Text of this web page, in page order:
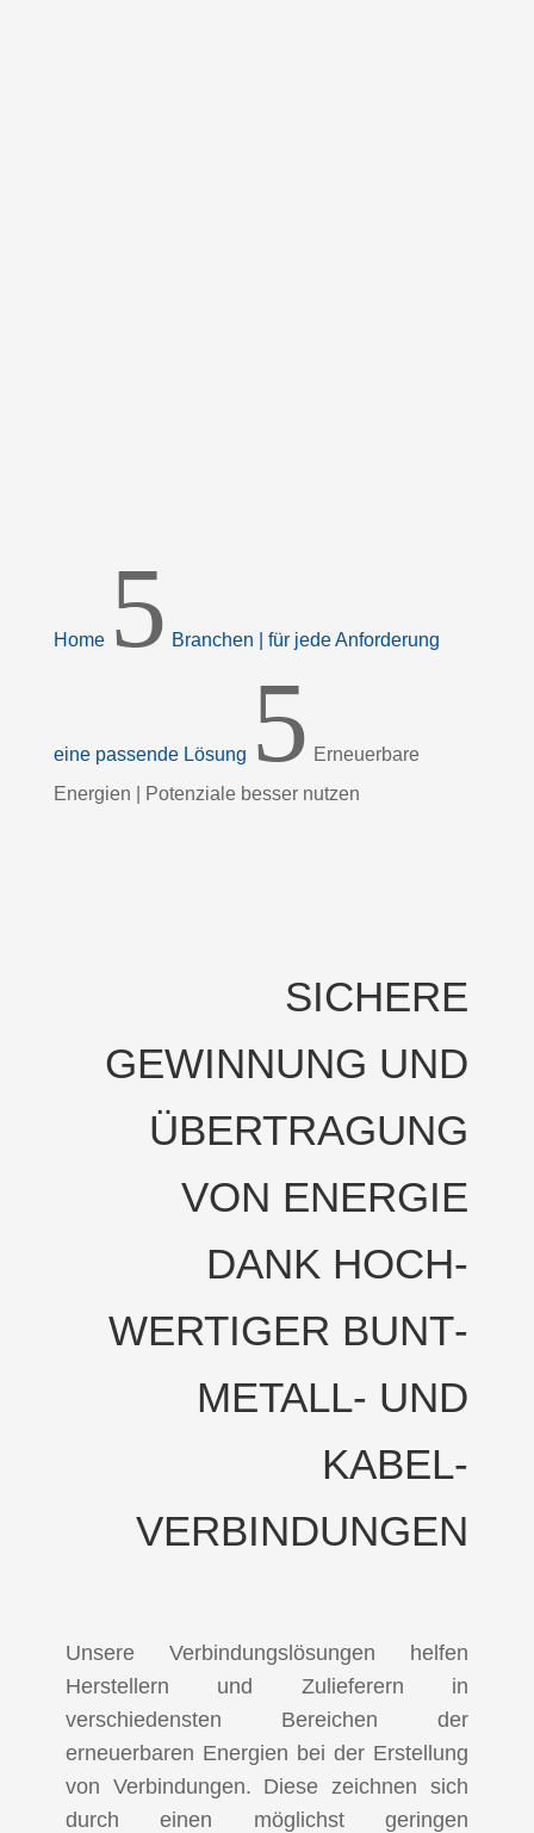
Home 5 Branchen | für jede Anforderung
eine passende Lösung 5 Erneuerbare
Energien | Potenziale besser nutzen
SICHERE
GEWINNUNG UND
ÜBERTRAGUNG
VON ENERGIE
DANK HOCH­
WERTIGER BUNT­
METALL­­- UND
KABEL­
VERBINDUNGEN
Unsere Verbindungslösungen helfen
Herstellern und Zulieferern in
verschiedensten Bereichen der
erneuerbaren Energien bei der Erstellung
von Verbindungen. Diese zeichnen sich
durch einen möglichst geringen